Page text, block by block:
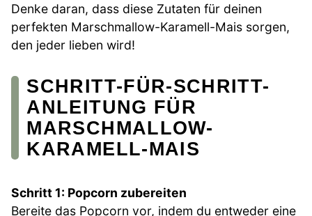
Denke daran, dass diese Zutaten für deinen
perfekten Marschmallow-Karamell-Mais sorgen,
den jeder lieben wird!
SCHRITT-FÜR-SCHRITT-
ANLEITUNG FÜR
MARSCHMALLOW-
KARAMELL-MAIS
Schritt 1: Popcorn zubereiten
Bereite das Popcorn vor, indem du entweder eine